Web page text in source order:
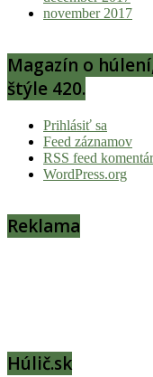
november 2017
Magazín o
štýle 420.
Prihlásiť sa
Feed záznamov
RSS feed
WordPress.org
Reklama
Húlič.sk